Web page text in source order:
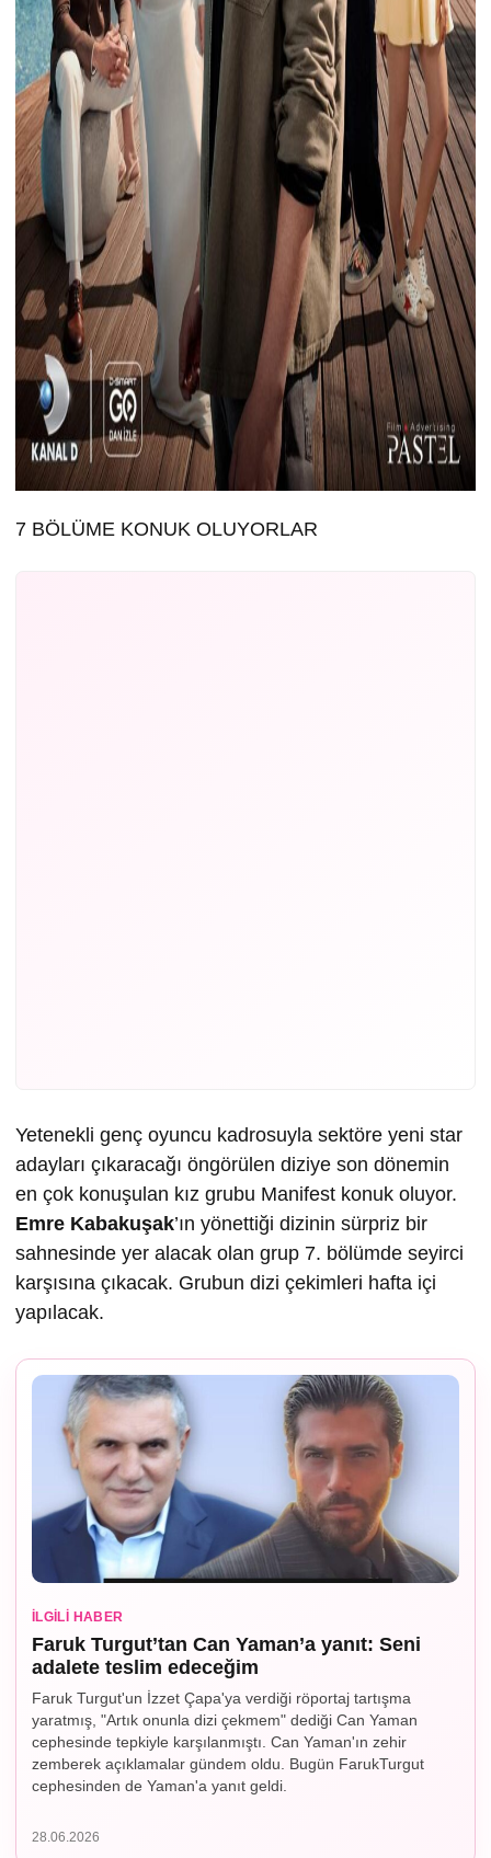
7 BÖLÜME KONUK OLUYORLAR
Yetenekli genç oyuncu kadrosuyla sektöre yeni star
adayları çıkaracağı öngörülen diziye son dönemin
en çok konuşulan kız grubu Manifest konuk oluyor.
Emre Kabakuşak’ın yönettiği dizinin sürpriz bir
sahnesinde yer alacak olan grup 7. bölümde seyirci
karşısına çıkacak. Grubun dizi çekimleri hafta içi
yapılacak.
İLGILI HABER
Faruk Turgut’tan Can Yaman’a yanıt: Seni
adalete teslim edeceğim
Faruk Turgut'un İzzet Çapa'ya verdiği röportaj tartışma
yaratmış, "Artık onunla dizi çekmem" dediği Can Yaman
cephesinde tepkiyle karşılanmıştı. Can Yaman'ın zehir
zemberek açıklamalar gündem oldu. Bugün FarukTurgut
cephesinden de Yaman'a yanıt geldi.
28.06.2026